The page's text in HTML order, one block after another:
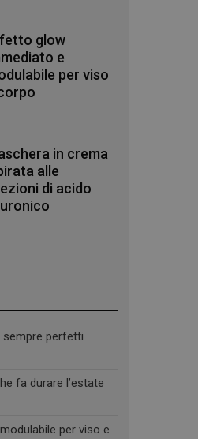
glow
e
per viso
in crema
alle
di acido
sempre perfetti
fa durare l’estate
per viso e